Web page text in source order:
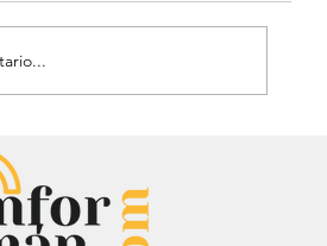
Maduro en Estados
por fondos para su
el proceso